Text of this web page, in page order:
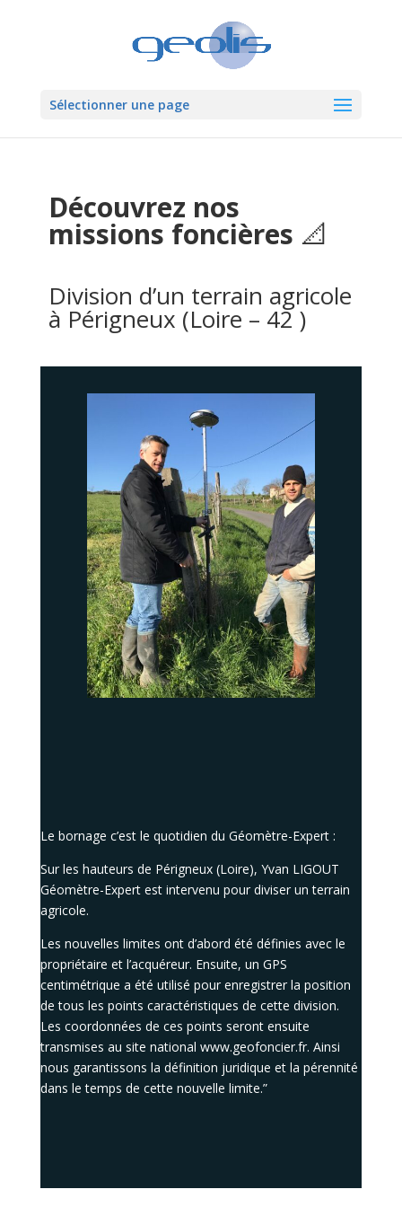
Sélectionner une page
Découvrez nos
missions foncières 📐
Division d’un terrain agricole
à Périgneux (Loire – 42 )
Le bornage c’est le quotidien du Géomètre-Expert :
Sur les hauteurs de Périgneux (Loire), Yvan LIGOUT
Géomètre-Expert est intervenu pour diviser un terrain
agricole.
Les nouvelles limites ont d’abord été définies avec le
propriétaire et l’acquéreur. Ensuite, un GPS
centimétrique a été utilisé pour enregistrer la position
de tous les points caractéristiques de cette division.
Les coordonnées de ces points seront ensuite
transmises au site national www.geofoncier.fr. Ainsi
nous garantissons la définition juridique et la pérennité
dans le temps de cette nouvelle limite.”